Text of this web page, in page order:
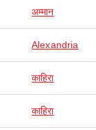
अम्मान
Alexandria
काहिरा
काहिरा